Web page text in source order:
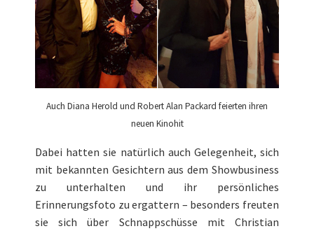
Auch Diana Herold und Robert Alan Packard feierten ihren
neuen Kinohit
Dabei hatten sie natürlich auch Gelegenheit, sich
mit bekannten Gesichtern aus dem Showbusiness
zu unterhalten und ihr persönliches
Erinnerungsfoto zu ergattern – besonders freuten
sie sich über Schnappschüsse mit Christian